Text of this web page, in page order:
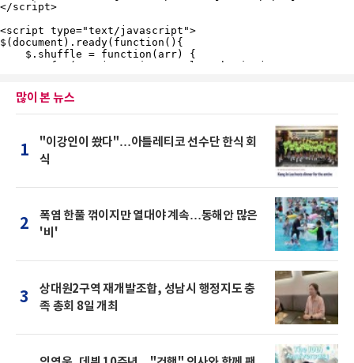
많이 본 뉴스
1
"이강인이 쐈다"…아틀레티코 선수단 한식 회
식
2
폭염 한풀 꺾이지만 열대야 계속…동해안 많은
'비'
3
상대원2구역 재개발조합, 성남시 행정지도 충
족 총회 8일 개최